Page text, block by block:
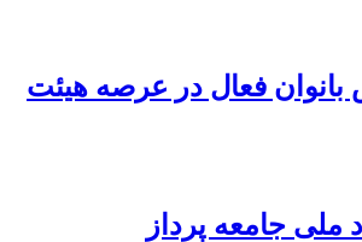
فعال در عرصه‌ هیئت
ملی جامعه پرداز